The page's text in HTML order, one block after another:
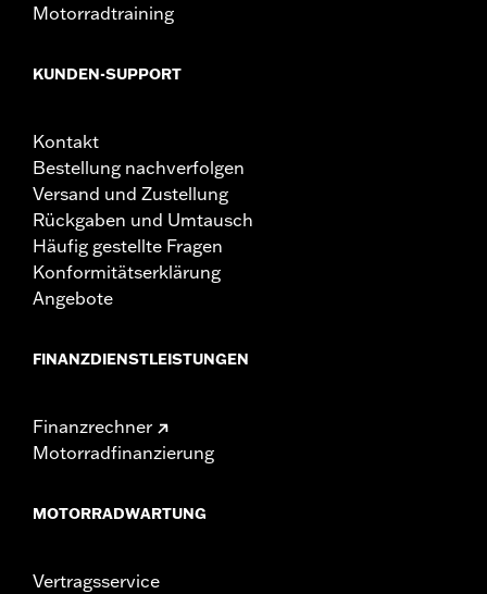
Motorradtraining
KUNDEN-SUPPORT
Kontakt
Bestellung nachverfolgen
Versand und Zustellung
Rückgaben und Umtausch
Häufig gestellte Fragen
Konformitätserklärung
Angebote
FINANZDIENSTLEISTUNGEN
Finanzrechner
Motorradfinanzierung
MOTORRADWARTUNG
Vertragsservice